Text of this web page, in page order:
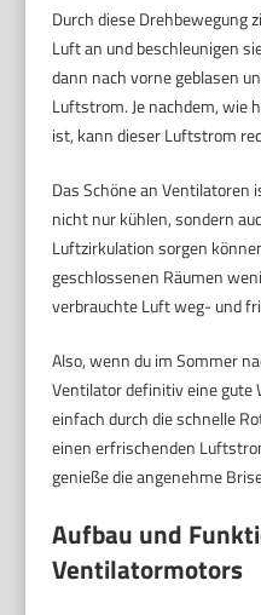
Durch diese Drehbewegung
Luft an und beschleunigen
dann nach vorne geblasen
Luftstrom. Je nachdem, wie
ist, kann dieser Luftstrom
Das Schöne an Ventilatoren
nicht nur kühlen, sondern
Luftzirkulation sorgen
geschlossenen Räumen
verbrauchte Luft weg- und
Also, wenn du im Sommer
Ventilator definitiv eine gute
einfach durch die schnelle
einen erfrischenden
genieße die angenehme
Aufbau und
Ventilatormotors